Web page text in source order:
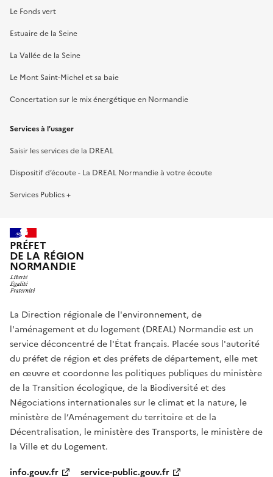
Le Fonds vert
Estuaire de la Seine
La Vallée de la Seine
Le Mont Saint-Michel et sa baie
Concertation sur le mix énergétique en Normandie
Services à l’usager
Saisir les services de la DREAL
Dispositif d’écoute - La DREAL Normandie à votre écoute
Services Publics +
PRÉFET
DE LA RÉGION
NORMANDIE
La Direction régionale de l'environnement, de
l'aménagement et du logement (DREAL) Normandie est un
service déconcentré de l'État français. Placée sous l'autorité
du préfet de région et des préfets de département, elle met
en œuvre et coordonne les politiques publiques du ministère
de la Transition écologique, de la Biodiversité et des
Négociations internationales sur le climat et la nature, le
ministère de l’Aménagement du territoire et de la
Décentralisation, le ministère des Transports, le ministère de
la Ville et du Logement.
info.gouv.fr
service-public.gouv.fr